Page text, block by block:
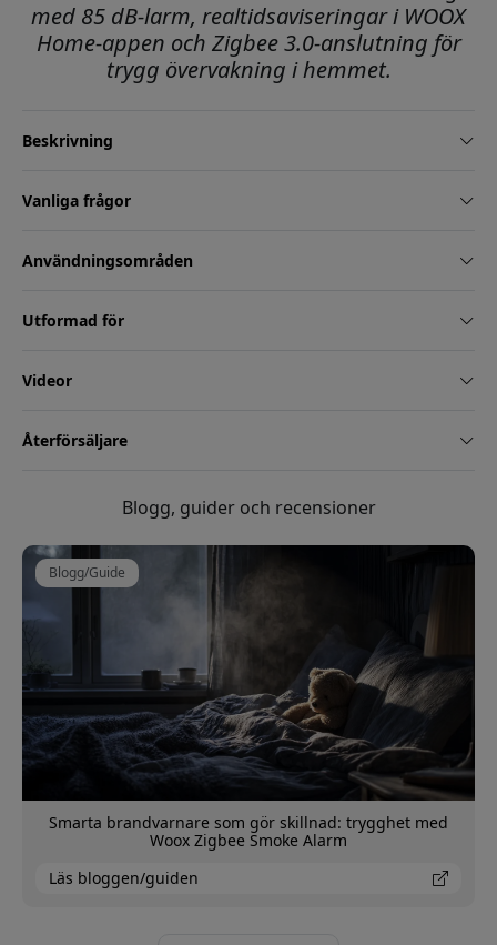
med 85 dB-larm, realtidsaviseringar i WOOX
Home-appen och Zigbee 3.0-anslutning för
trygg övervakning i hemmet.
Beskrivning
Vanliga frågor
Användningsområden
Utformad för
Videor
Återförsäljare
Blogg, guider och recensioner
Blogg/Guide
Smarta brandvarnare som gör skillnad: trygghet med
Woox Zigbee Smoke Alarm
Läs bloggen/guiden